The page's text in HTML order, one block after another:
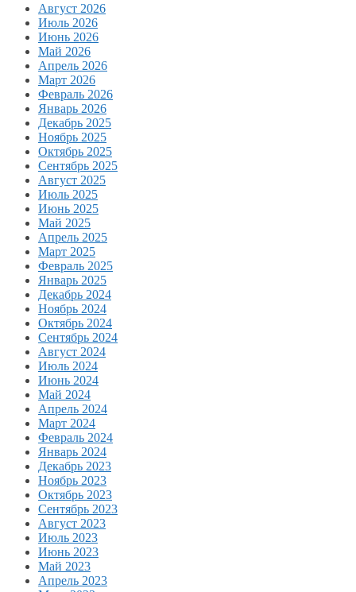
Август 2026
Июль 2026
Июнь 2026
Май 2026
Апрель 2026
Март 2026
Февраль 2026
Январь 2026
Декабрь 2025
Ноябрь 2025
Октябрь 2025
Сентябрь 2025
Август 2025
Июль 2025
Июнь 2025
Май 2025
Апрель 2025
Март 2025
Февраль 2025
Январь 2025
Декабрь 2024
Ноябрь 2024
Октябрь 2024
Сентябрь 2024
Август 2024
Июль 2024
Июнь 2024
Май 2024
Апрель 2024
Март 2024
Февраль 2024
Январь 2024
Декабрь 2023
Ноябрь 2023
Октябрь 2023
Сентябрь 2023
Август 2023
Июль 2023
Июнь 2023
Май 2023
Апрель 2023